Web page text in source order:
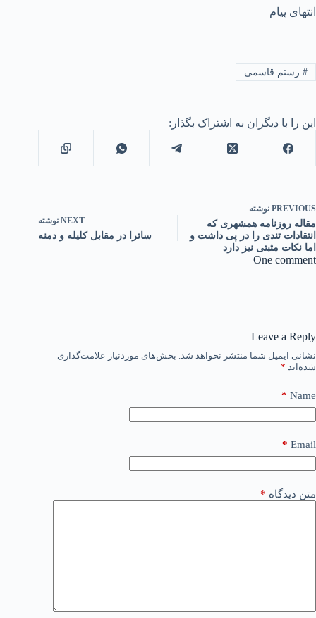
انتهای پیام
#رستم قاسمی
این را با دیگران به اشتراک بگذار:
PREVIOUS نوشته
مقاله روزنامه همشهری که
انتقادات تندی را در پی داشت و
اما نکات مثبتی نیز دارد
NEXT نوشته
ساترا در مقابل کلیله و دمنه
One comment
Leave a Reply
نشانی ایمیل شما منتشر نخواهد شد. بخش‌های موردنیاز علامت‌گذاری
شده‌اند *
Name
*
Email
*
متن دیدگاه *